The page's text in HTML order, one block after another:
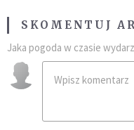
SKOMENTUJ
Jaka pogoda w czasie